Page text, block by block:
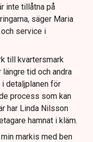
inte tillåtna på
säger Maria
service i
till kvartersmark
tid och andra
i detaljplanen för
process som kan
har Linda Nilsson
hamnat i kläm.
markis med ben